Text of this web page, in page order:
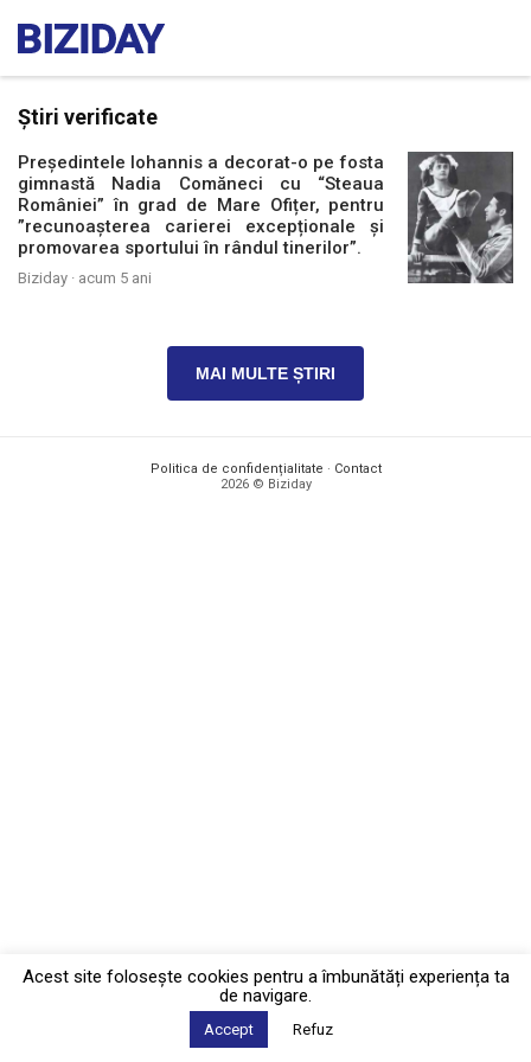
Știri verificate
Președintele Iohannis a decorat-o pe fosta
gimnastă Nadia Comăneci cu “Steaua
României” în grad de Mare Ofițer, pentru
”recunoașterea carierei excepționale și
promovarea sportului în rândul tinerilor”.
Biziday · acum 5 ani
MAI MULTE ȘTIRI
Politica de confidențialitate · Contact
2026 © Biziday
Acest site foloseşte cookies pentru a îmbunătăți experiența ta
de navigare.
Accept Refuz